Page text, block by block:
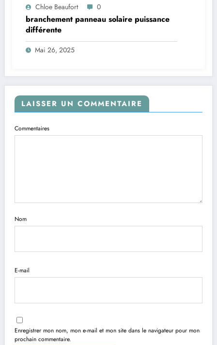
Chloe Beaufort 0
branchement panneau solaire puissance
différente
Mai 26, 2025
LAISSER UN COMMENTAIRE
Commentaires
Nom
E-mail
Enregistrer mon nom, mon e-mail et mon site dans le navigateur pour mon
prochain commentaire.